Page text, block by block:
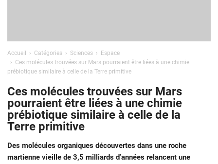
Accueil Catégories Sciences
Espace
Ces molécules trouvées sur Mars pourraient être liées à une chimie
prébiotique similaire à celle de la Terre primitive
Ces molécules trouvées sur Mars
pourraient être liées à une chimie
prébiotique similaire à celle de la
Terre primitive
Des molécules organiques découvertes dans une roche
martienne vieille de 3,5 milliards d’années relancent une